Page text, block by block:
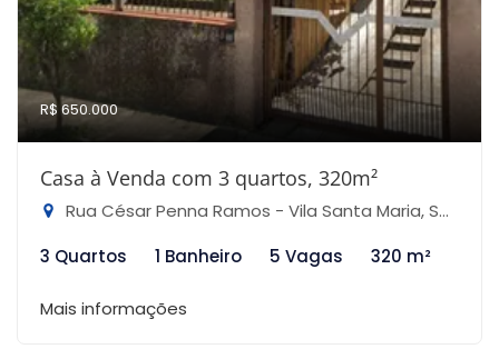
R$ 650.000
Casa à Venda com 3 quartos, 320m²
Rua César Penna Ramos - Vila Santa Maria, São Paulo-SP
3 Quartos
1 Banheiro 5 Vagas 320 m²
Mais informações